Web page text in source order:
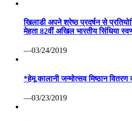
खिलाडी अपने श्रेष्ठ प्रदर्षन से
मेहता 82वीं अखिल भारतीय सिंधिया
—03/24/2019
*हेमू कालानी जन्मोत्सव मिष्ठान
—03/23/2019